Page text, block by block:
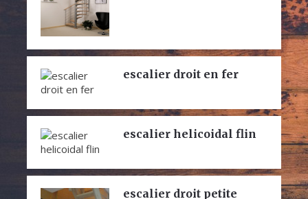
escalier droit en fer
escalier helicoidal flin
escalier droit petite